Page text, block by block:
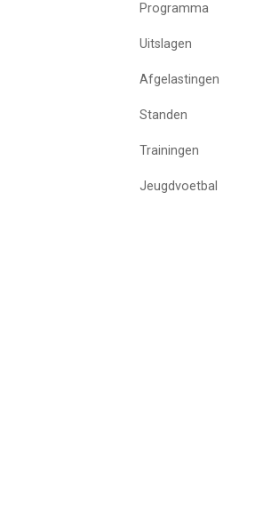
Programma
Uitslagen
Afgelastingen
Standen
Trainingen
Jeugdvoetbal